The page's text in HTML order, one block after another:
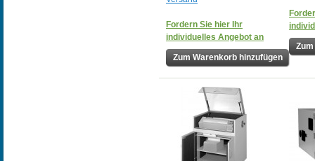
Fordern Sie hier Ihr
individuelles Angebot an
Zum Warenkorb hinzufügen